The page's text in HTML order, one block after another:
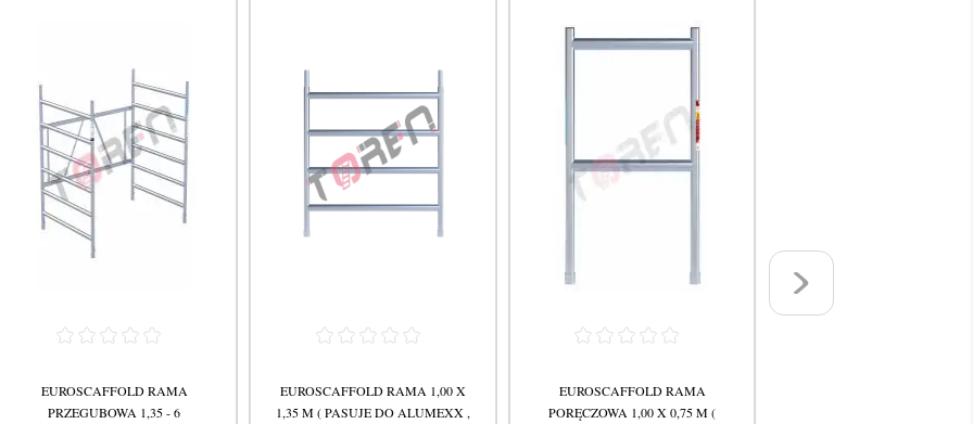
EUROSCAFFOLD RAMA
PRZEGUBOWA 1,35 - 6
EUROSCAFFOLD RAMA 1,00 X
1,35 M ( PASUJE DO ALUMEXX ,
EUROSCAFFOLD RAMA
PORĘCZOWA 1,00 X 0,75 M (